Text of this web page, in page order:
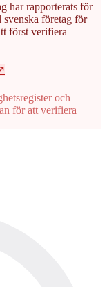
har rapporterats för
företag för
först verifiera
och
för att verifiera